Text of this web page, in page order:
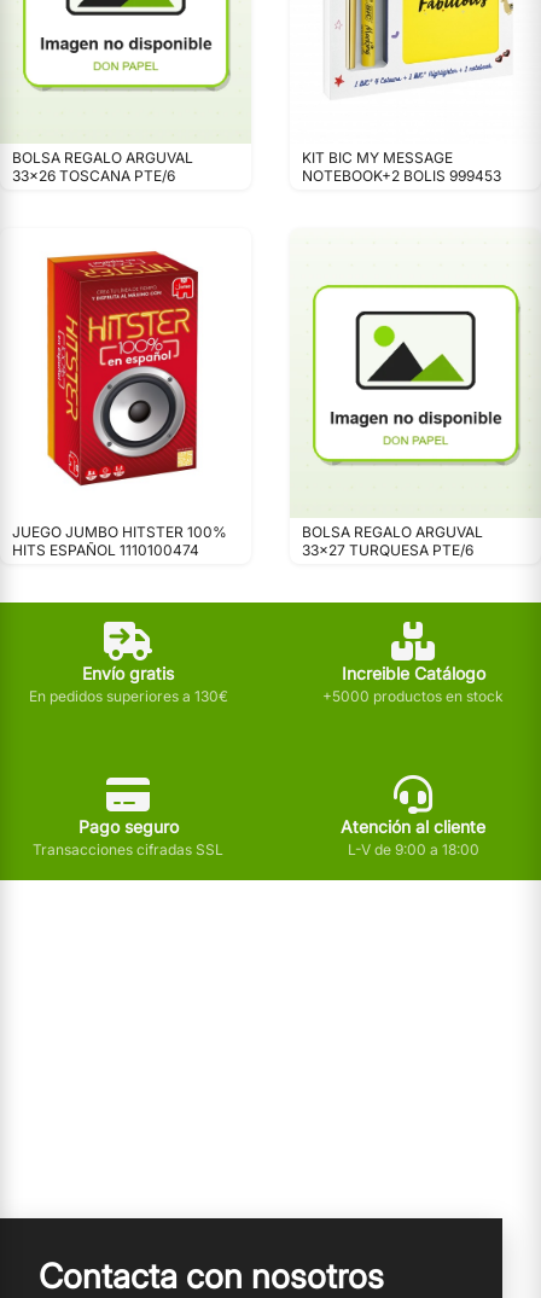
BOLSA REGALO ARGUVAL
33x26 TOSCANA PTE/6
KIT BIC MY MESSAGE
NOTEBOOK+2 BOLIS 999453
JUEGO JUMBO HITSTER 100%
HITS ESPAÑOL 1110100474
BOLSA REGALO ARGUVAL
33x27 TURQUESA PTE/6
Envío gratis
En pedidos superiores a 130€
Increible Catálogo
+5000 productos en stock
Pago seguro
Transacciones cifradas SSL
Atención al cliente
L-V de 9:00 a 18:00
Contacta con nosotros